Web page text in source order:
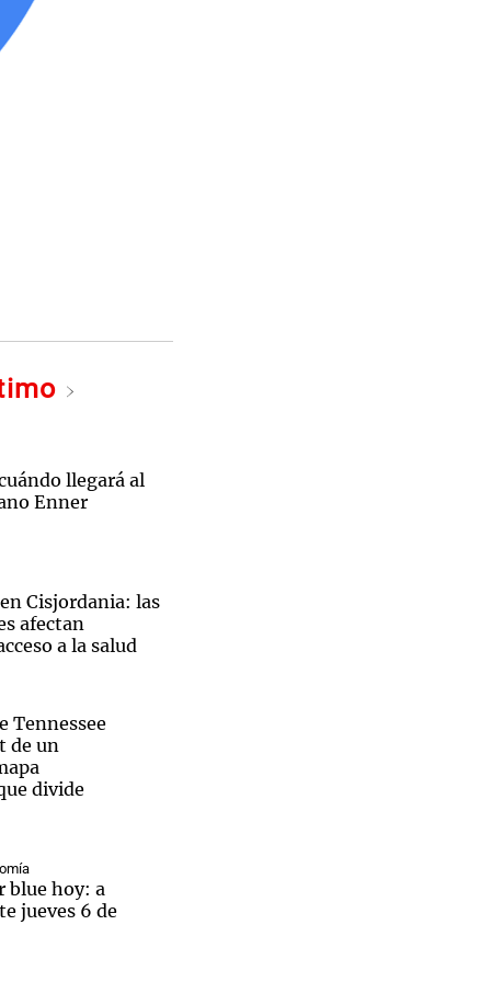
llegará al
Enner
Cisjordania: las
afectan
a la salud
Tennessee
de un
divide
blue hoy: a
jueves 6 de